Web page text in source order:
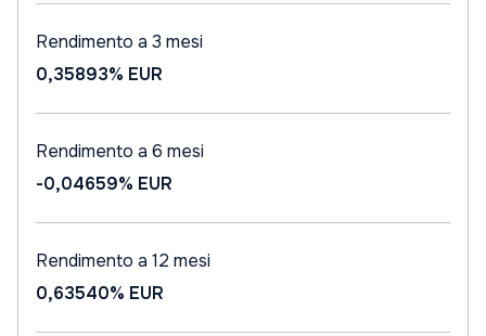
Rendimento a 3 mesi
0,35893% EUR
Rendimento a 6 mesi
-0,04659% EUR
Rendimento a 12 mesi
0,63540% EUR